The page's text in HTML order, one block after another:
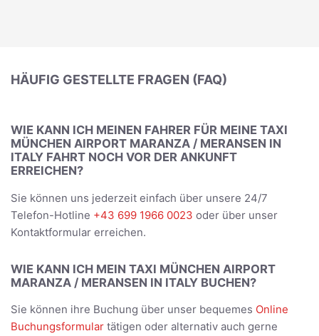
HÄUFIG GESTELLTE FRAGEN (FAQ)
WIE KANN ICH MEINEN FAHRER FÜR MEINE TAXI
MÜNCHEN AIRPORT MARANZA / MERANSEN IN
ITALY FAHRT NOCH VOR DER ANKUNFT
ERREICHEN?
Sie können uns jederzeit einfach über unsere 24/7
Telefon-Hotline +43 699 1966 0023 oder über unser
Kontaktformular erreichen.
WIE KANN ICH MEIN TAXI MÜNCHEN AIRPORT
MARANZA / MERANSEN IN ITALY BUCHEN?
Sie können ihre Buchung über unser bequemes Online
Buchungsformular tätigen oder alternativ auch gerne